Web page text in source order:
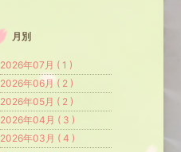
月別
2026年07月 ( 1 )
2026年06月 ( 2 )
2026年05月 ( 2 )
2026年04月 ( 3 )
2026年03月 ( 4 )